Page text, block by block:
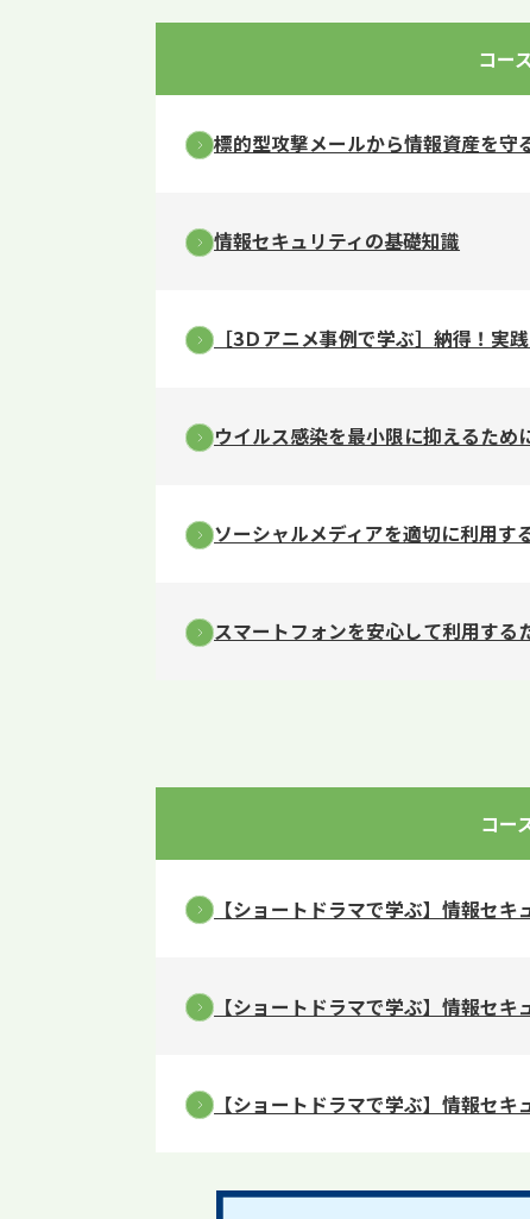
コー
標的型攻撃メールから情報資産を守
情報セキュリティの基礎知識
［3Ｄアニメ事例で学ぶ］納得！実
ウイルス感染を最小限に抑えるため
ソーシャルメディアを適切に利用す
スマートフォンを安心して利用する
コー
【ショートドラマで学ぶ】情報セキ
【ショートドラマで学ぶ】情報セ
【ショートドラマで学ぶ】情報セキ